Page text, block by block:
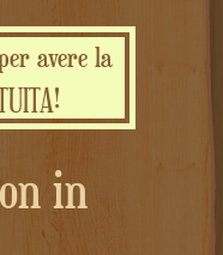
avere la